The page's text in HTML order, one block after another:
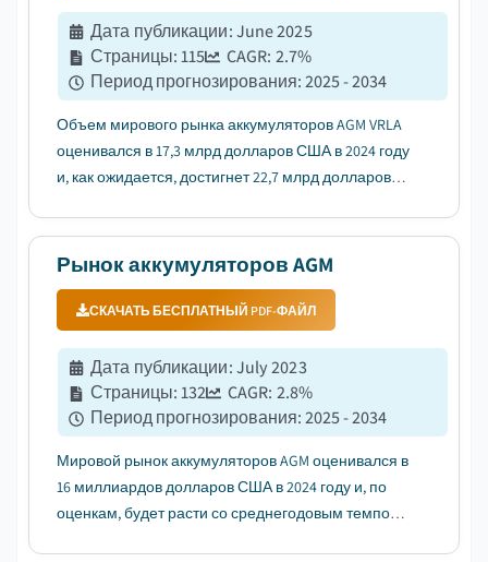
Дата публикации:June 2025
Страницы:115 CAGR: 2.7%
Период прогнозирования:2025 - 2034
Объем мирового рынка аккумуляторов AGM VRLA
оценивался в 17,3 млрд долларов США в 2024 году
и, как ожидается, достигнет 22,7 млрд долларов
Рынок аккумуляторов AGM
СКАЧАТЬ БЕСПЛАТНЫЙ PDF-ФАЙЛ
Дата публикации:July 2023
Страницы:132 CAGR: 2.8%
Период прогнозирования:2025 - 2034
Мировой рынок аккумуляторов AGM оценивался в
16 миллиардов долларов США в 2024 году и, по
оценкам, будет расти со среднегодовым темпом